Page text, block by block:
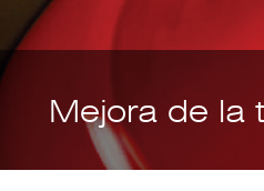
Mejora de la